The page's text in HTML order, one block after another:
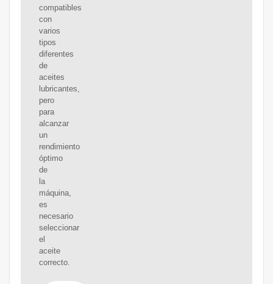
compatibles
con
varios
tipos
diferentes
de
aceites
lubricantes,
pero
para
alcanzar
un
rendimiento
óptimo
de
la
máquina,
es
necesario
seleccionar
el
aceite
correcto.